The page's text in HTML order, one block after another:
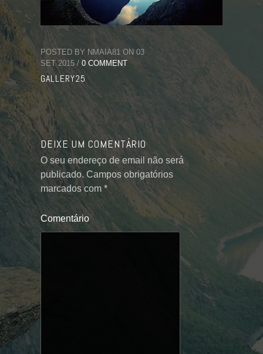
POSTED BY NMAIA81 ON 03
SET 2015 / 0 COMMENT
GALLERY25
DEIXE UM COMENTÁRIO
O seu endereço de email não será
publicado. Campos obrigatórios
marcados com *
Comentário